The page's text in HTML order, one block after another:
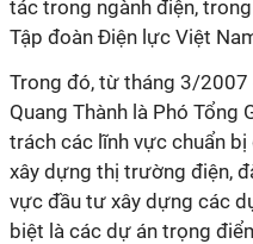
tác trong ngành điện,
Tập đoàn Điện lực Việt
Trong đó, từ tháng 3/
Quang Thành là Phó Tổng
trách các lĩnh vực chuẩn
xây dựng thị trường điện,
vực đầu tư xây dựng các
biệt là các dự án trọng